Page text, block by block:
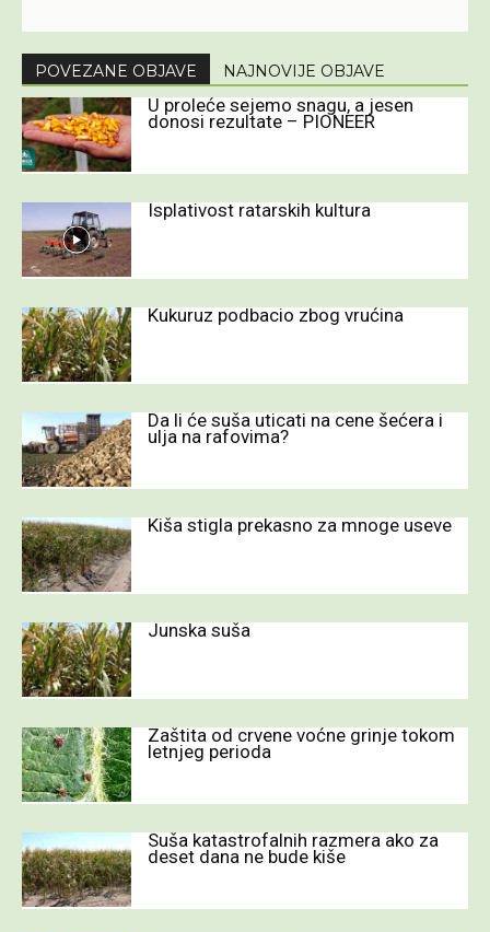
POVEZANE OBJAVE NAJNOVIJE OBJAVE
U proleće sejemo snagu, a jesen
donosi rezultate – PIONEER
Isplativost ratarskih kultura
Kukuruz podbacio zbog vrućina
Da li će suša uticati na cene šećera i
ulja na rafovima?
Kiša stigla prekasno za mnoge useve
Junska suša
Zaštita od crvene voćne grinje tokom
letnjeg perioda
Suša katastrofalnih razmera ako za
deset dana ne bude kiše